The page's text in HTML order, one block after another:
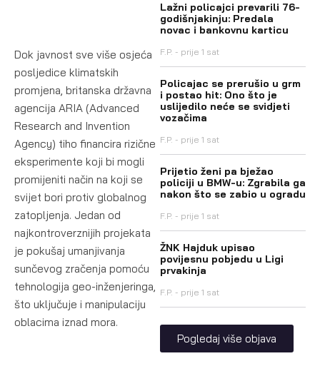
Dok javnost sve više osjeća
posljedice klimatskih
promjena, britanska državna
agencija ARIA (Advanced
Research and Invention
Agency) tiho financira rizične
eksperimente koji bi mogli
promijeniti način na koji se
svijet bori protiv globalnog
zatopljenja. Jedan od
najkontroverznijih projekata
je pokušaj umanjivanja
sunčevog zračenja pomoću
tehnologija geo-inženjeringa,
što uključuje i manipulaciju
oblacima iznad mora.
Lažni policajci prevarili 76-
godišnjakinju: Predala
novac i bankovnu karticu
F.P. prije 1 sat
Policajac se prerušio u grm
i postao hit: Ono što je
uslijedilo neće se svidjeti
vozačima
F.P. prije 1 sat
Prijetio ženi pa bježao
policiji u BMW-u: Zgrabila ga
nakon što se zabio u ogradu
F.P. prije 1 sat
ŽNK Hajduk upisao
povijesnu pobjedu u Ligi
prvakinja
F.P. prije 1 sat
Pogledaj više objava